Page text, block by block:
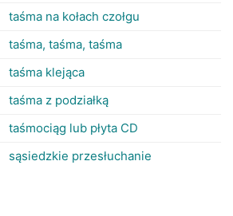
taśma na kołach czołgu
taśma, taśma, taśma
taśma klejąca
taśma z podziałką
taśmociąg lub płyta CD
sąsiedzkie przesłuchanie